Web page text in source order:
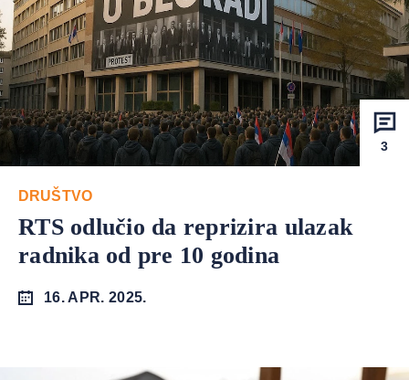
3
DRUŠTVO
RTS odlučio da reprizira ulazak
radnika od pre 10 godina
16. APR. 2025.